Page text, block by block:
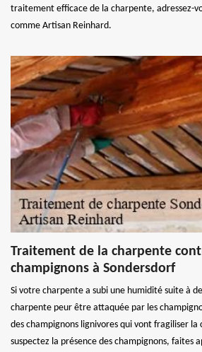
traitement efficace de la charpente, adressez-
comme Artisan Reinhard.
Traitement de la charpente
champignons à Sondersdorf
Si votre charpente a subi une humidité suite à
charpente peur être attaquée par les
des champignons lignivores qui vont fragiliser la
suspectez la présence des champignons, faites